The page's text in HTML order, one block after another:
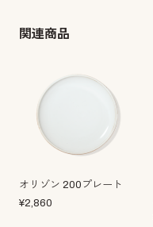
関連商品
オリゾン 200プレート
¥2,860